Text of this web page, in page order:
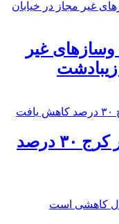
غیر
زیبادشت
️قیمت مسکن در کرج ۳۰ درصد